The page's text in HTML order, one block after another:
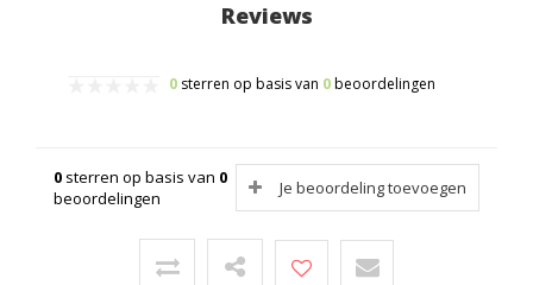
Reviews
0 sterren op basis van 0beoordelingen
0 sterren op basis van 0
beoordelingen
Je beoordeling toevoegen